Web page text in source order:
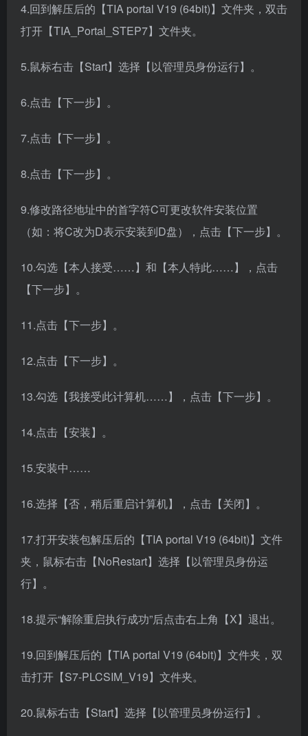
4.回到解压后的【TIA portal V19 (64bit)】文件夹，双击
打开【TIA_Portal_STEP7】文件夹。
5.鼠标右击【Start】选择【以管理员身份运行】。
6.点击【下一步】。
7.点击【下一步】。
8.点击【下一步】。
9.修改路径地址中的首字符C可更改软件安装位置
（如：将C改为D表示安装到D盘），点击【下一步】。
10.勾选【本人接受……】和【本人特此……】，点击
【下一步】。
11.点击【下一步】。
12.点击【下一步】。
13.勾选【我接受此计算机……】，点击【下一步】。
14.点击【安装】。
15.安装中……
16.选择【否，稍后重启计算机】，点击【关闭】。
17.打开安装包解压后的【TIA portal V19 (64bit)】文件
夹，鼠标右击【NoRestart】选择【以管理员身份运
行】。
18.提示“解除重启执行成功”后点击右上角【X】退出。
19.回到解压后的【TIA portal V19 (64bit)】文件夹，双
击打开【S7-PLCSIM_V19】文件夹。
20.鼠标右击【Start】选择【以管理员身份运行】。